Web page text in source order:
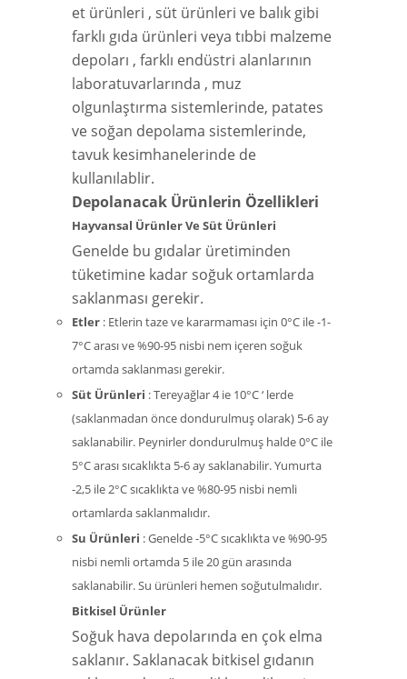
et ürünleri , süt ürünleri ve balık gibi
farklı gıda ürünleri veya tıbbi malzeme
depoları , farklı endüstri alanlarının
laboratuvarlarında , muz
olgunlaştırma sistemlerinde, patates
ve soğan depolama sistemlerinde,
tavuk kesimhanelerinde de
kullanılablir.
Depolanacak Ürünlerin Özellikleri
Hayvansal Ürünler Ve Süt Ürünleri
Genelde bu gıdalar üretiminden
tüketimine kadar soğuk ortamlarda
saklanması gerekir.
Etler : Etlerin taze ve kararmaması için 0°C ile -1-
7°C arası ve %90-95 nisbi nem içeren soğuk
ortamda saklanması gerekir.
Süt Ürünleri : Tereyağlar 4 ie 10°C ‘ lerde
(saklanmadan önce dondurulmuş olarak) 5-6 ay
saklanabilir. Peynirler dondurulmuş halde 0°C ile
5°C arası sıcaklıkta 5-6 ay saklanabilir. Yumurta
-2,5 ile 2°C sıcaklıkta ve %80-95 nisbi nemli
ortamlarda saklanmalıdır.
Su Ürünleri : Genelde -5°C sıcaklıkta ve %90-95
nisbi nemli ortamda 5 ile 20 gün arasında
saklanabilir. Su ürünleri hemen soğutulmalıdır.
Bitkisel Ürünler
Soğuk hava depolarında en çok elma
saklanır. Saklanacak bitkisel gıdanın